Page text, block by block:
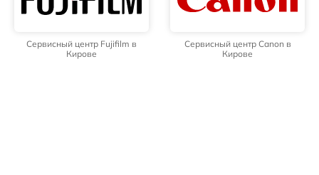
Сервисный центр Fujifilm в
Кирове
Сервисный центр Canon в
Кирове